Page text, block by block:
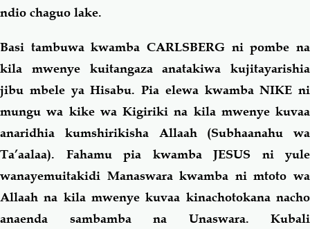
ndio chaguo lake.
Basi tambuwa kwamba CARLSBERG ni pombe na
kila mwenye kuitangaza anatakiwa kujitayarishia
jibu mbele ya Hisabu. Pia elewa kwamba NIKE ni
mungu wa kike wa Kigiriki na kila mwenye kuvaa
anaridhia kumshirikisha Allaah (Subhaanahu wa
Ta’aalaa). Fahamu pia kwamba JESUS ni yule
wanayemuitakidi Manaswara kwamba ni mtoto wa
Allaah na kila mwenye kuvaa kinachotokana nacho
anaenda sambamba na Unaswara. Kubali